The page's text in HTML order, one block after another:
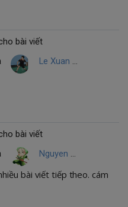
bài viết
Le Xuan Duy
bài viết
Nguyen Xuan Huong
bài viết tiếp theo. cám